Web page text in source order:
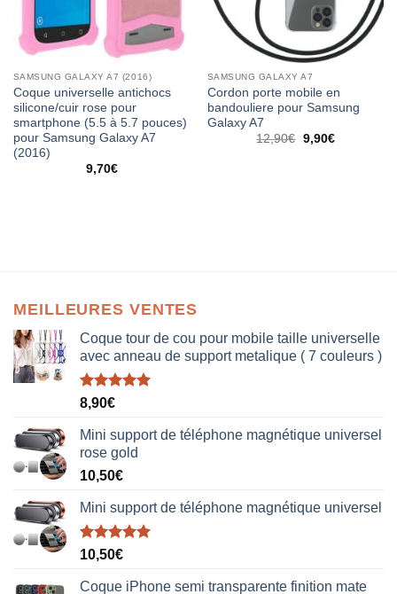
SAMSUNG GALAXY A7 (2016)
Coque universelle antichocs
silicone/cuir rose pour
smartphone (5.5 à 5.7 pouces)
pour Samsung Galaxy A7
(2016)
9,70€
SAMSUNG GALAXY A7
Cordon porte mobile en
bandouliere pour Samsung
Galaxy A7
12,90€ 9,90€
MEILLEURES VENTES
Coque tour de cou pour mobile taille universelle
avec anneau de support metalique ( 7 couleurs )
Note5.00
8,90€
Mini support de téléphone magnétique universel
rose gold
10,50€
Mini support de téléphone magnétique universel
Note5.00
10,50€
Coque iPhone semi transparente finition mate